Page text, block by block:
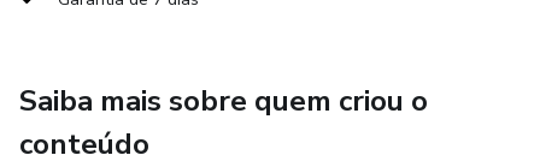
Saiba mais sobre quem criou o
conteúdo